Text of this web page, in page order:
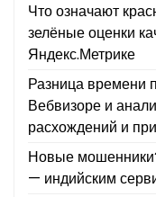
Что означают
зелёные оценки
Яндекс.Метрике
Разница времени
Вебвизоре и
расхождений и
Новые
— индийским